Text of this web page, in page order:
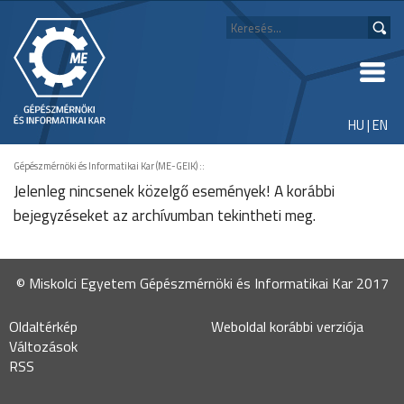
HU|EN
Gépészmérnöki és Informatikai Kar (ME-GEIK)::
Jelenleg nincsenek közelgő események! A korábbi
bejegyzéseket azarchívumban tekintheti meg.
© Miskolci Egyetem Gépészmérnöki és Informatikai Kar 2017
Oldaltérkép
Változások
RSS
Weboldal korábbi verziója